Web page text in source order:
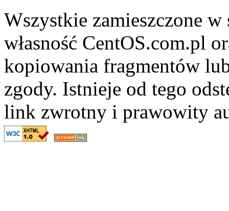
Wszystkie zamieszczone
własność CentOS.com.pl
kopiowania fragmentów
zgody. Istnieje od tego
link zwrotny i prawowity